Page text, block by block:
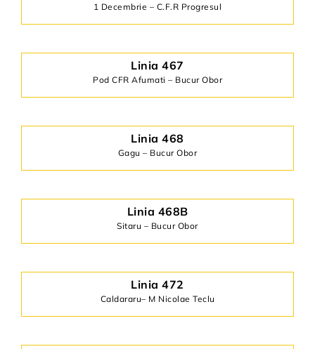
1 Decembrie – C.F.R Progresul
Linia 467
Pod CFR Afumati – Bucur Obor
Linia 468
Gagu – Bucur Obor
Linia 468B
Sitaru – Bucur Obor
Linia 472
Caldararu– M Nicolae Teclu